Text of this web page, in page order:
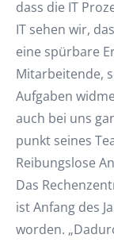
dass die IT
IT sehen wir,
eine spürbare
Mitarbeitende,
Aufgaben
auch bei uns
punkt seines
Reibungslose
Das
ist Anfang des
worden.